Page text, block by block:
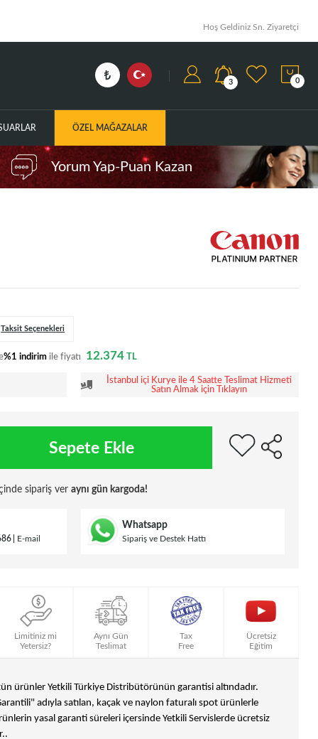
Hoş Geldiniz Sn. Ziyaretçi
3 0
ÖZEL MAĞAZALAR
Yorum Yap-Puan Kazan
Taksit Seçenekleri
%1 indirim ile fiyatı 12.374 TL
İstanbul içi Kurye ile 4 Saatte Teslimat Hizmeti
Satın Almak için Tıklayın
Sepete Ekle
sipariş ver aynı gün kargoda!
E-mail
Whatsapp
Sipariş ve Destek Hattı
Limitiniz mi
Yetersiz?
Aynı Gün
Teslimat
Tax
Free
Ücretsiz
Eğitim
ürünler Yetkili Türkiye Distribütörünün garantisi altındadır.
adıyla satılan, kaçak ve naylon faturalı spot ürünlerle
yasal garanti süreleri içersinde Yetkili Servislerde ücretsiz